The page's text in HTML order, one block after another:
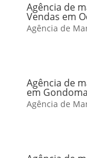
Agência de
Vendas em
Agência de
Agência de
em
Agência de